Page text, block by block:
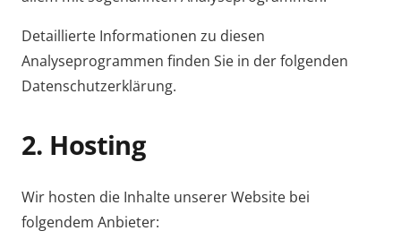
Detaillierte Informationen zu diesen
Analyseprogrammen finden Sie in der folgenden
Datenschutzerklärung.
2. Hosting
Wir hosten die Inhalte unserer Website bei
folgendem Anbieter: